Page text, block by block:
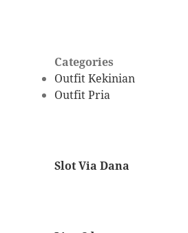
Categories
Outfit Kekinian
Outfit Pria
Slot Via Dana